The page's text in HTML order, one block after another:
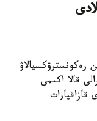
رەكونسترۋكسيالاۋ
قالا اكىمى
قازاقپارات